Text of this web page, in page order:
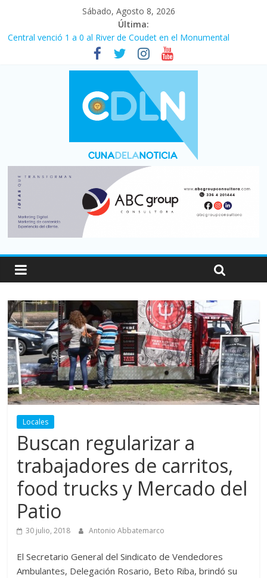
Sábado, Agosto 8, 2026
Última:
Central venció 1 a 0 al River de Coudet en el Monumental
La morosidad alcanzó su nivel más alto en dos décadas y ya
afecta a 400 mil deudores en Santa Fe
Desde que asumió Milei cerraron 41.000 kioscos: el sector
denuncia crisis como en 2001
Vacaciones de invierno con más movimiento y consumo
turístico: 4,6 millones de personas viajaron por el país, un 5,9%
Fuerte caída de la venta de autos usados en julio: bajó un 12,6%
Locales
Buscan regularizar a
trabajadores de carritos,
food trucks y Mercado del
Patio
30 julio, 2018 Antonio Abbatemarco
El Secretario General del Sindicato de Vendedores
Ambulantes, Delegación Rosario, Beto Riba, brindó su